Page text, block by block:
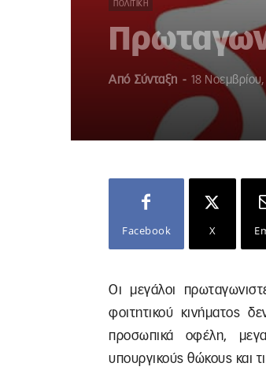
ΠΟΛΙΤΙΚΉ
Από Σύνταξη - 18 Νοεμβρίου,
Facebook X
Οι μεγάλοι
φοιτητικού κινήματος
προσωπικά οφέλη,
υπουργικούς θώκους και